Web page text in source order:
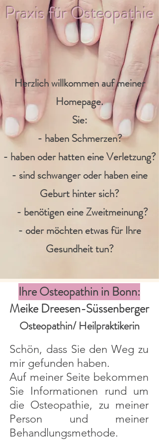
Praxis für Osteopathie
Herzlich willkommen auf meiner
Homepage.
Sie:
- haben Schmerzen?
- haben oder hatten eine Verletzung?
- sind schwanger oder haben eine
Geburt hinter sich?
- benötigen eine Zweitmeinung?
- oder möchten etwas für Ihre
Gesundheit tun?
Ihre Osteopathin in Bonn:
Meike Dreesen-Süssenberger
Osteopathin/ Heilpraktikerin
Schön, dass Sie den Weg zu
mir gefunden haben.
Auf meiner Seite bekommen
Sie Informationen rund um
die Osteopathie, zu meiner
Person und meiner
Behandlungsmethode.